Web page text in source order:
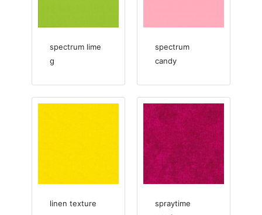
spectrum lime
g
spectrum
candy
linen texture
spraytime